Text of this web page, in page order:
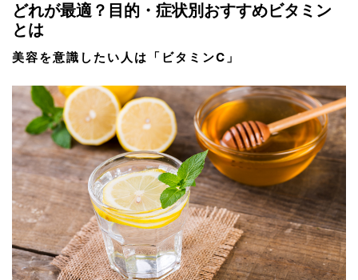
どれが最適？目的・症状別おすすめビタミン
とは
美容を意識したい人は「ビタミンC」